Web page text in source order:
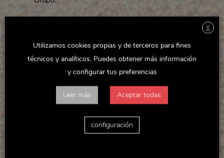
MEDIO AMBIENTE
X
Utilizamos cookies propias y de terceros para fines
técnicos y analíticos. Puedes obtener más información
y configurar tus preferencias
Leer más Aceptar todas
configuración